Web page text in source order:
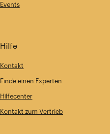
Events
Hilfe
Kontakt
Finde einen Experten
Hilfecenter
Kontakt zum Vertrieb